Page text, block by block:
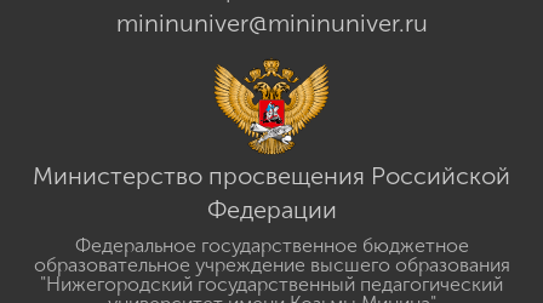
mininuniver@mininuniver.ru
Министерство просвещения Российской
Федерации
Федеральное государственное бюджетное
образовательное учреждение высшего образования
"Нижегородский государственный педагогический